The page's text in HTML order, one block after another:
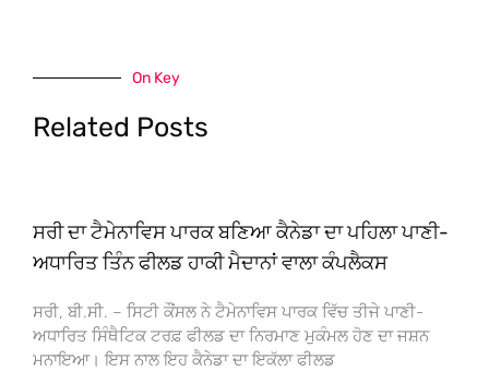
On Key
Related Posts
ਸਰੀ ਦਾ ਟੈਮੇਨਾਵਿਸ ਪਾਰਕ ਬਣਿਆ ਕੈਨੇਡਾ ਦਾ ਪਹਿਲਾ ਪਾਣੀ-
ਅਧਾਰਿਤ ਤਿੰਨ ਫੀਲਡ ਹਾਕੀ ਮੈਦਾਨਾਂ ਵਾਲਾ ਕੰਪਲੈਕਸ
ਸਰੀ, ਬੀ.ਸੀ. – ਸਿਟੀ ਕੌਂਸਲ ਨੇ ਟੈਮੇਨਾਵਿਸ ਪਾਰਕ ਵਿੱਚ ਤੀਜੇ ਪਾਣੀ-
ਅਧਾਰਿਤ ਸਿੰਥੈਟਿਕ ਟਰਫ਼ ਫੀਲਡ ਦਾ ਨਿਰਮਾਣ ਮੁਕੰਮਲ ਹੋਣ ਦਾ ਜਸ਼ਨ
ਮਨਾਇਆ। ਇਸ ਨਾਲ ਇਹ ਕੈਨੇਡਾ ਦਾ ਇਕੱਲਾ ਫੀਲਡ